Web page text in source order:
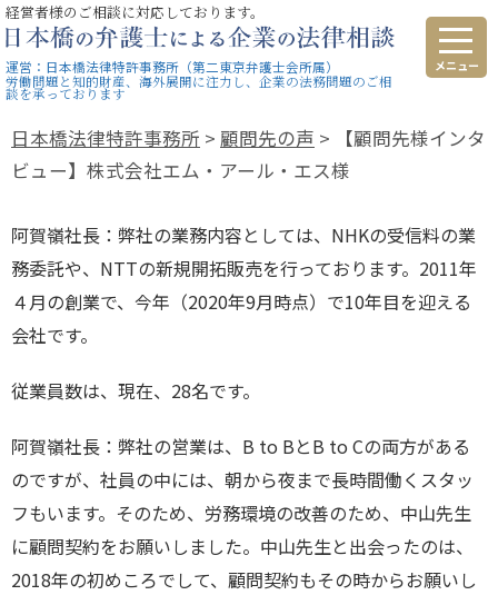
経営者様のご相談に対応しております。
運営：日本橋法律特許事務所（第二東京弁護士会所属）
労働問題と知的財産、海外展開に注力し、企業の法務問題のご相
談を承っております
日本橋法律特許事務所 > 顧問先の声 >
【顧問先様インタ
ビュー】株式会社エム・アール・エス様
阿賀嶺社長：弊社の業務内容としては、 NHKの受信料の業
務委託や、 NTTの新規開拓販売を行っております。 2011年
４月の創業で、今年（2020年9月時点）で10年目を迎える
会社です。
従業員数は、現在、 28名です。
阿賀嶺社長：弊社の営業は、 B to BとB to Cの両方がある
のですが、社員の中には、朝から夜まで長時間働くスタッ
フもいます。そのため、労務環境の改善のため、中山先生
に顧問契約をお願いしました。中山先生と出会ったのは、
2018年の初めころでして、顧問契約もその時からお願いし